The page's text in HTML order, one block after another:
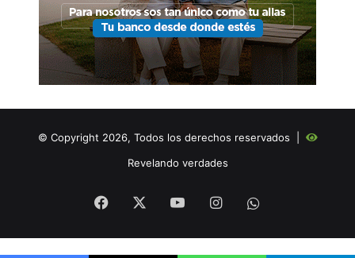
© Copyright 2026, Todos los derechos reservados |
Revelando verdades
Facebook YouTubeInstagram